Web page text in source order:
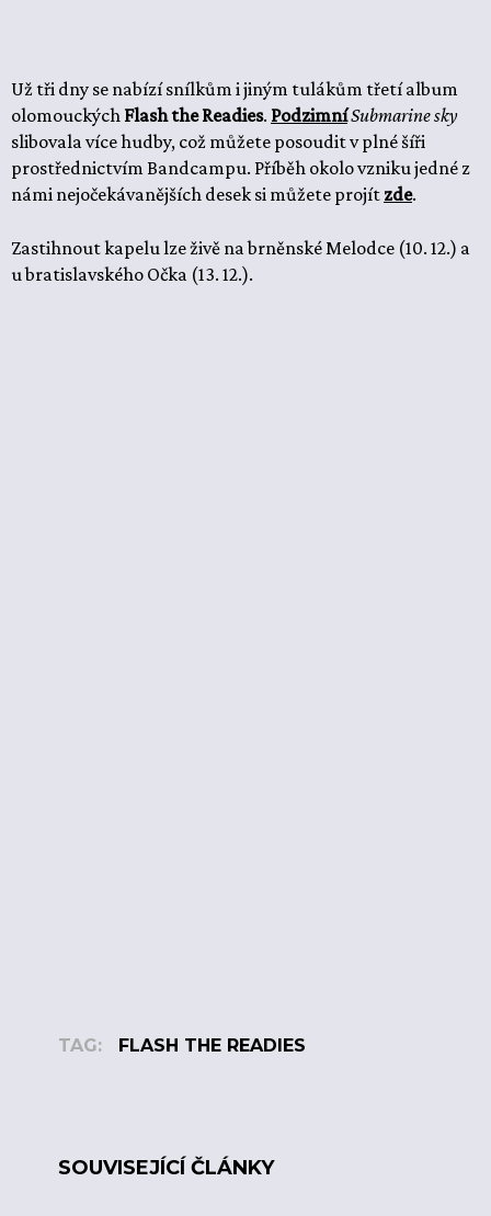
Už tři dny se nabízí snílkům i jiným tulákům třetí album
olomouckých Flash the Readies. PodzimníSubmarine sky
slibovala více hudby, což můžete posoudit v plné šíři
prostřednictvím Bandcampu. Příběh okolo vzniku jedné z
námi nejočekávanějších desek si můžete projít zde.
Zastihnout kapelu lze živě na brněnské Melodce (10. 12.) a
u bratislavského Očka (13. 12.).
TAG: FLASH THE READIES
SOUVISEJÍCÍ ČLÁNKY